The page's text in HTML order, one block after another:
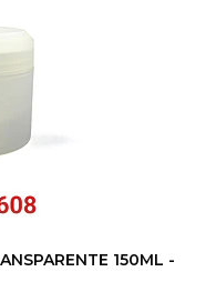
150ML -